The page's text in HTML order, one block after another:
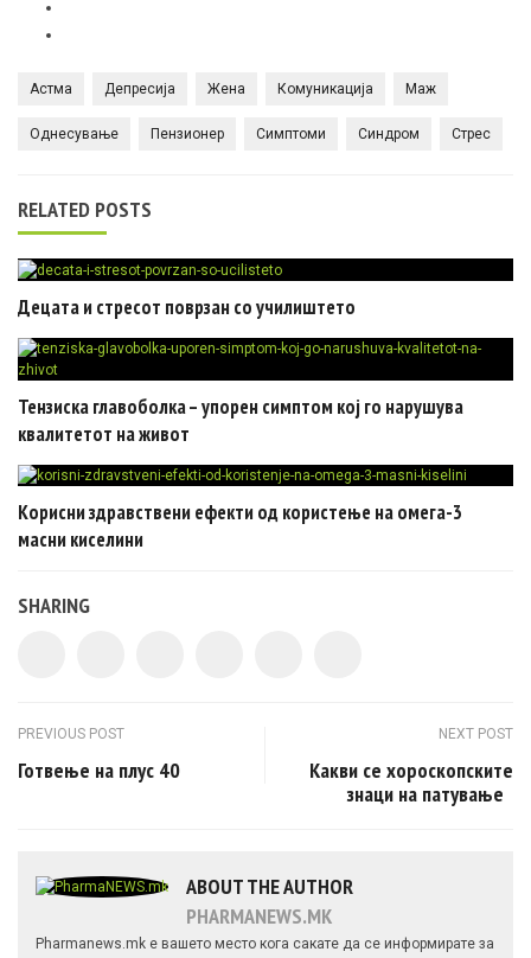
Астма Депресија Жена Комуникација Маж
Однесување Пензионер Симптоми Синдром Стрес
RELATED POSTS
Децата и стресот поврзан со училиштето
Тензиска главоболка – упорен симптом кој го нарушува
квалитетот на живот
Корисни здравствени ефекти од користење на омега-3
масни киселини
SHARING
Post navigation
PREVIOUS POST
Готвење на плус 40
NEXT POST
Какви се хороскопските
знаци на патување
ABOUT THE AUTHOR
PHARMANEWS.MK
Pharmanews.mk е вашето место кога сакате да се информирате за